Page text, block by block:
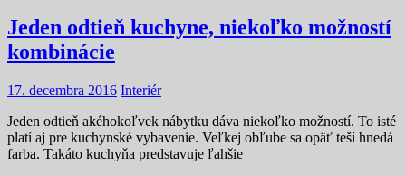
Jeden odtieň kuchyne, niekoľko možností
kombinácie
17. decembra 2016 Interiér
Jeden odtieň akéhokoľvek nábytku dáva niekoľko možností. To isté
platí aj pre kuchynské vybavenie. Veľkej obľube sa opäť teší hnedá
farba. Takáto kuchyňa predstavuje ľahšie